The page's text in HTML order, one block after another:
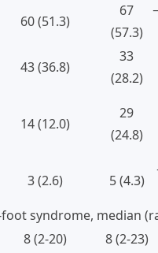
60 (51.3)
67
(57.3)
43 (36.8)
33
(28.2)
14 (12.0)
29
(24.8)
3 (2.6) 5 (4.3)
syndrome, median
8 (2-20)
8 (2-23)